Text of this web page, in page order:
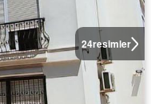
24resimler